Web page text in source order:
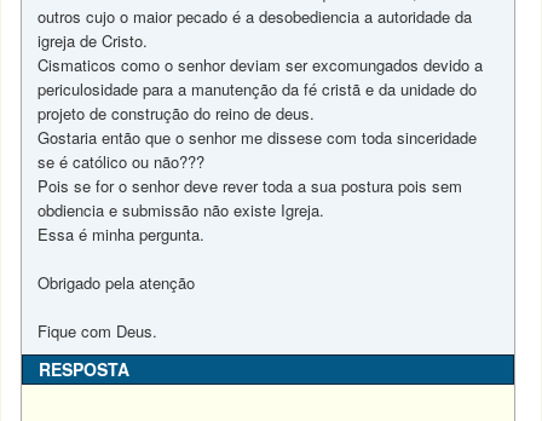
outros cujo o maior pecado é a desobediencia a autoridade da
igreja de Cristo.
Cismaticos como o senhor deviam ser excomungados devido a
periculosidade para a manutenção da fé cristã e da unidade do
projeto de construção do reino de deus.
Gostaria então que o senhor me dissese com toda sinceridade
se é católico ou não???
Pois se for o senhor deve rever toda a sua postura pois sem
obdiencia e submissão não existe Igreja.
Essa é minha pergunta.
Obrigado pela atenção
Fique com Deus.
RESPOSTA